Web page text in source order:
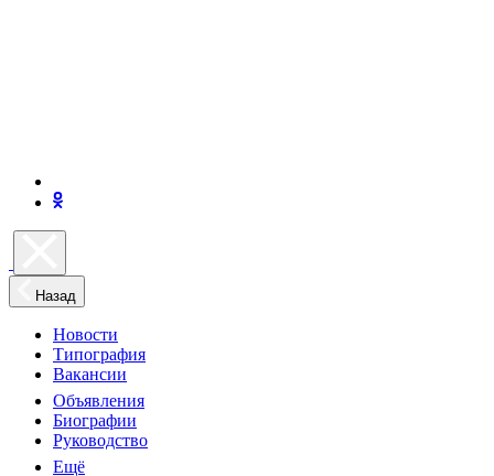
Назад
Новости
Типография
Вакансии
Объявления
Биографии
Руководство
Ещё